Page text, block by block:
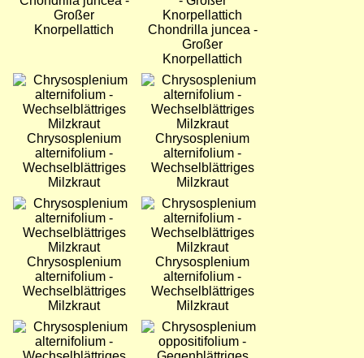
Großer
Knorpellattich
Chondrilla juncea -
Großer
Knorpellattich
Bild
Chrysosplenium
alternifolium -
Wechselblättriges
Milzkraut
Bild
Chrysosplenium
alternifolium -
Wechselblättriges
Milzkraut
Bild
Chrysosplenium
alternifolium -
Wechselblättriges
Milzkraut
Bild
Chrysosplenium
alternifolium -
Wechselblättriges
Milzkraut
Bild
Bild